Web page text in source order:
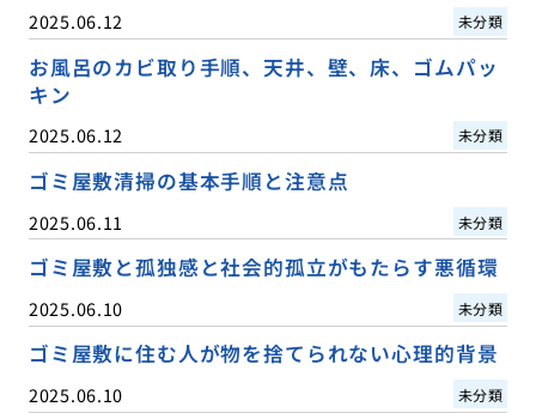
2025.06.12 未分類
お風呂のカビ取り手順、天井、壁、床、ゴムパッ
キン
2025.06.12 未分類
ゴミ屋敷清掃の基本手順と注意点
2025.06.11 未分類
ゴミ屋敷と孤独感と社会的孤立がもたらす悪循環
2025.06.10 未分類
ゴミ屋敷に住む人が物を捨てられない心理的背景
2025.06.10 未分類